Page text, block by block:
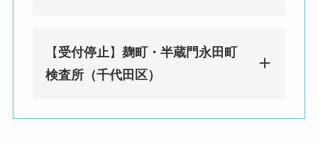
アルビル1F
渋谷駅徒歩２分／神泉駅徒歩 8 分
みんなのPCR 白金台・目黒検査所
【 受付停止】 麹町・半蔵門永田町
検査所（千代田区）